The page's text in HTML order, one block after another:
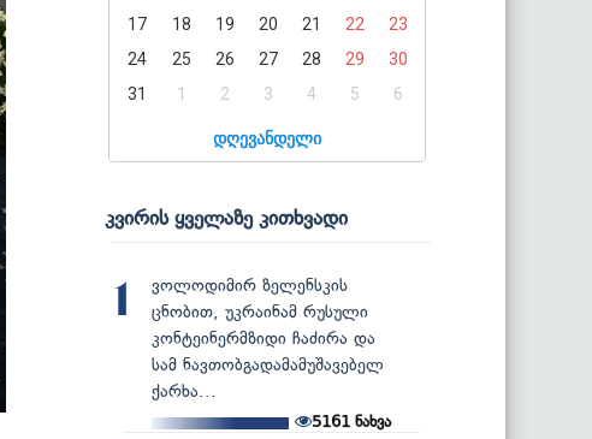
17
18 19 20 21 22
23
24
25 26 27 28 29
30
31
1 2 3 4 5 6
დღევანდელი
კვირის ყველაზე კითხვადი
1
ვოლოდიმირ ზელენსკის
ცნობით, უკრაინამ რუსული
კონტეინერმზიდი ჩაძირა და
სამ ნავთობგადამამუშავებელ
ქარხა...
5161 ნახვა